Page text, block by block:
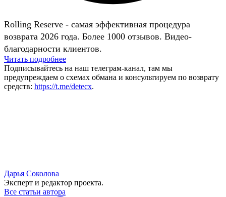
Rolling Reserve - самая эффективная процедура
возврата 2026 года. Более 1000 отзывов. Видео-
благодарности клиентов.
Читать подробнее
Подписывайтесь на наш телеграм-канал, там мы
предупреждаем о схемах обмана и консультируем по возврату
средств: https://t.me/detecx.
Дарья Соколова
Эксперт и редактор проекта.
Все статьи автора